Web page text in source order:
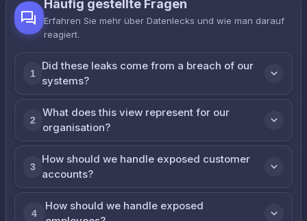
Häufig gestellte Fragen
Erfahren Sie mehr über Datenlecks und wie man darauf
reagiert.
1
Did these leaks come from a breach of our
systems?
2
What does this view represent for our
organisation?
3
How should we handle exposed customer
accounts?
4
How should we handle exposed